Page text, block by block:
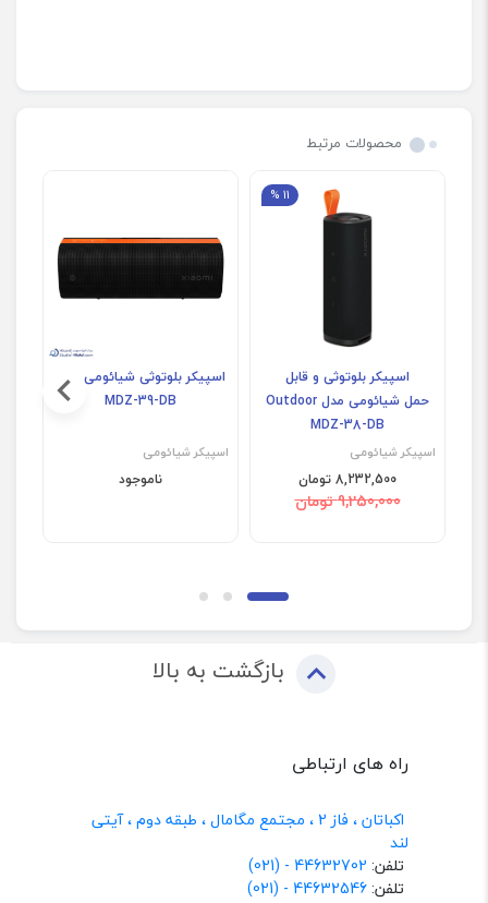
محصولات مرتبط
11 %
اسپیکر بلوتوثی و قابل
حمل شیائومی مدل Outdoor
MDZ-38-DB
اسپیکر شیائومی
8,232,500 تومان
9,250,000 تومان
اسپیکر بلوتوثی شیائومی مدل
MDZ-39-DB
اسپیکر شیائومی
ناموجود
بازگشت به بالا
راه های ارتباطی
اکباتان ، فاز 2 ، مجتمع مگامال ، طبقه دوم ، آیتی
لند
تلفن: 44632702 - (021)
تلفن:44632546 - (021)